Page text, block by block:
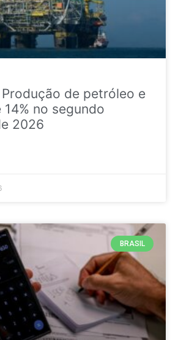
de petróleo e
no segundo
2026
BRASIL